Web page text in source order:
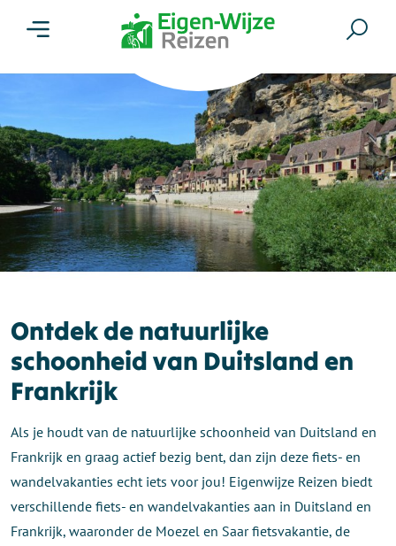
Ontdek de natuurlijke
schoonheid van Duitsland en
Frankrijk
Als je houdt van de natuurlijke schoonheid van Duitsland en
Frankrijk en graag actief bezig bent, dan zijn deze fiets- en
wandelvakanties echt iets voor jou! Eigenwijze Reizen biedt
verschillende fiets- en wandelvakanties aan in Duitsland en
Frankrijk, waaronder de Moezel en Saar fietsvakantie, de